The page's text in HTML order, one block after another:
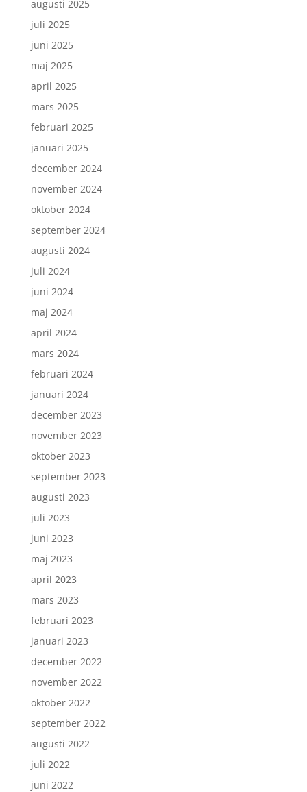
augusti 2025
juli 2025
juni 2025
maj 2025
april 2025
mars 2025
februari 2025
januari 2025
december 2024
november 2024
oktober 2024
september 2024
augusti 2024
juli 2024
juni 2024
maj 2024
april 2024
mars 2024
februari 2024
januari 2024
december 2023
november 2023
oktober 2023
september 2023
augusti 2023
juli 2023
juni 2023
maj 2023
april 2023
mars 2023
februari 2023
januari 2023
december 2022
november 2022
oktober 2022
september 2022
augusti 2022
juli 2022
juni 2022